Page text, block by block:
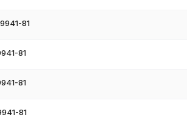
под давлением.
крекинга и пиролиза на НПЗ.
°C. Авиационные ГТД, атомные реакторы.
81
81
81
81